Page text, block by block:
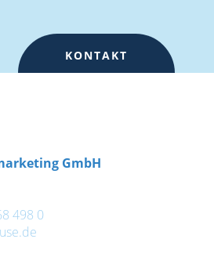
KONTAKT
GmbH
498 0